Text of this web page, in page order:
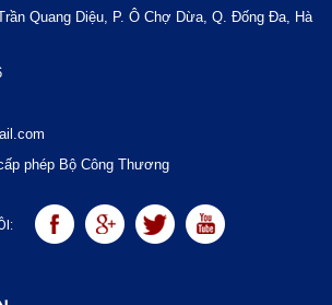
Quang Diệu, P. Ô Chợ Dừa, Q. Đống Đa, Hà
phép Bộ Công Thương